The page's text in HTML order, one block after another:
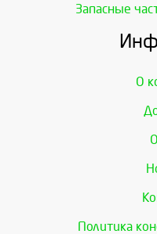
Запасные
О
Политика